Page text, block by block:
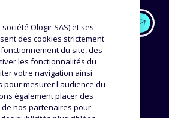
NOS CLIENTS
Success stories
Avis et témoignages
RESSOURCES
Ologir SAS) et ses
des cookies strictement
du site, des
les fonctionnalités du
votre navigation ainsi
pour mesurer l'audience du
également placer des
de nos partenaires pour